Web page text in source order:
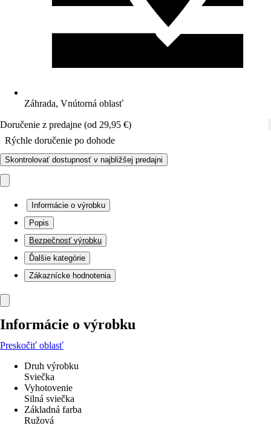
Záhrada, Vnútorná oblasť
Doručenie z predajne (od 29,95 €)
Rýchle doručenie po dohode
Skontrolovať dostupnosť v najbližšej predajni
Informácie o výrobku
Popis
Bezpečnosť výrobku
Ďalšie kategórie
Zákaznícke hodnotenia
Informácie o výrobku
Preskočiť oblasť
Druh výrobku
Sviečka
Vyhotovenie
Silná sviečka
Základná farba
Ružová